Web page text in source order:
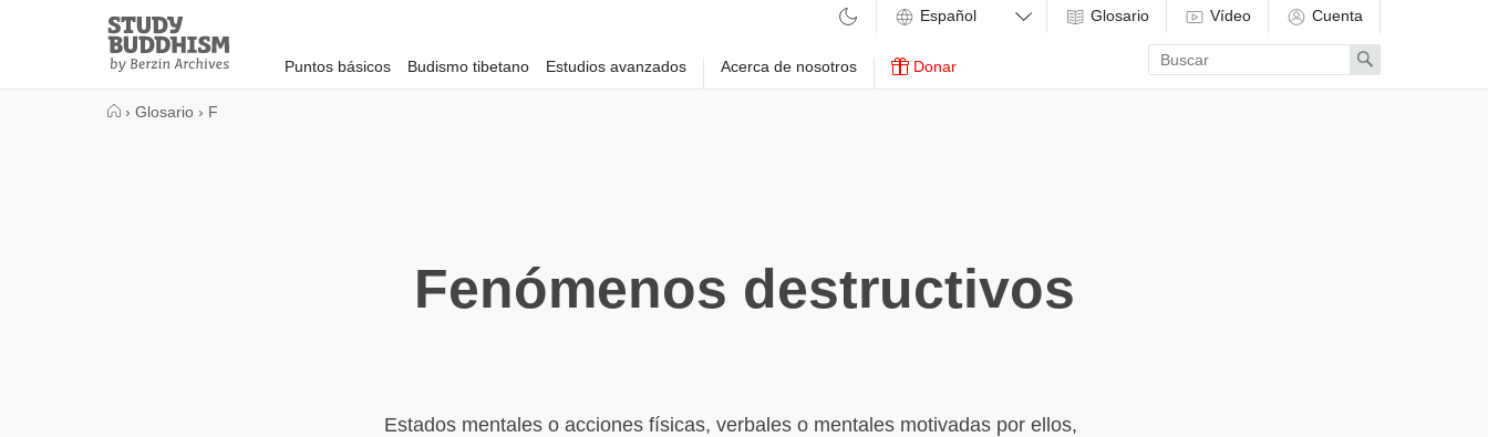
Study
Buddhism
Home
Puntos básicos Budismo tibetano Estudios avanzados Acerca de nosotros Donar
Glosario Vídeo Cuenta
Enter
search
term
Search
› Glosario › F
Fenómenos destructivos
Estados mentales o acciones físicas, verbales o mentales motivadas por ellos,